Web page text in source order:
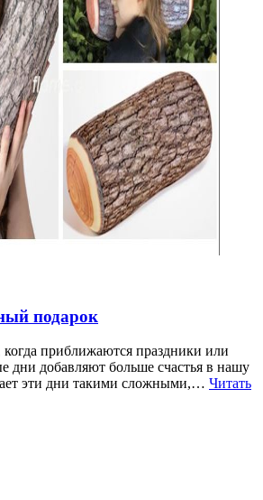
подарок
приближаются праздники или
дни добавляют больше счастья в нашу
эти дни такими сложными,… Читать